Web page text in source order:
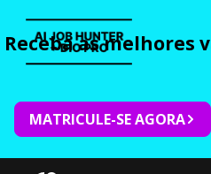
Receba as melhores
MATRICULE-SE AGORA